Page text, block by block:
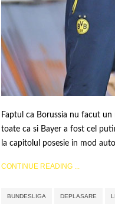
Faptul ca Borussia nu facut
toate ca si Bayer a fost cel
la capitolul posesie in mod
CONTINUE READING ...
BUNDESLIGA DEPLASARE